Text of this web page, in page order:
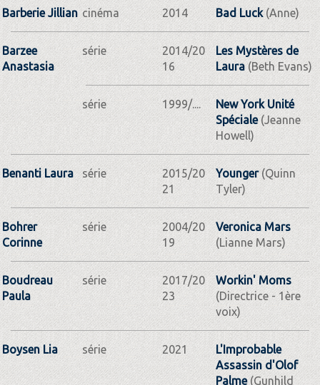
Barberie Jillian cinéma 2014 Bad Luck(Anne)
Barzee
Anastasia
série
2014/20
16
Les Mystères de
Laura(Beth Evans)
série 1999/....
New York Unité
Spéciale(Jeanne
Howell)
Benanti Laura série
2015/20
21
Younger(Quinn
Tyler)
Bohrer
Corinne
série
2004/20
19
Veronica Mars
(Lianne Mars)
Boudreau
Paula
série
2017/20
23
Workin' Moms
(Directrice - 1ère
voix)
Boysen Lia série 2021
L'Improbable
Assassin d'Olof
Palme(Gunhild